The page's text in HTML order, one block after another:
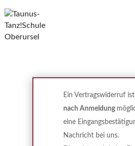
Ein Vertragswiderruf
nach Anmeldung
eine
Nachricht bei uns.